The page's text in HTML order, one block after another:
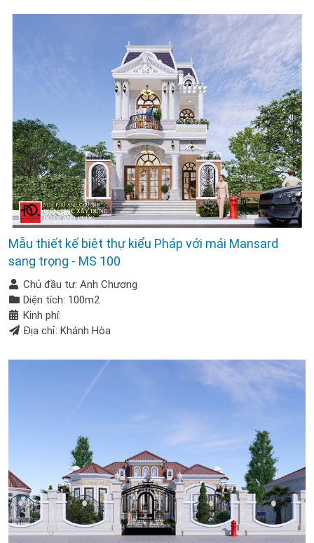
Mẫu thiết kế biệt thự kiểu Pháp với mái Mansard
sang trọng - MS 100
Chủ đầu tư: Anh Chương
Diện tích: 100m2
Kinh phí:
Địa chỉ: Khánh Hòa